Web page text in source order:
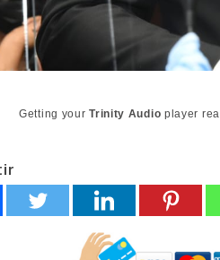
Getting yourTrinity Audio player